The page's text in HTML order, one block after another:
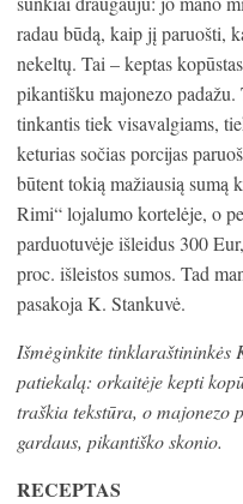
radau būdą, kaip jį paruošti,
nekeltų. Tai – keptas
pikantišku majonezo
tinkantis tiek visavalgiams,
keturias sočias porcijas
būtent tokią mažiausią sumą
Rimi“ lojalumo kortelėje, o
parduotuvėje išleidus 300
proc. išleistos sumos. Tad
pasakoja K. Stankuvė.
Išmėginkite tinklaraštininkės
patiekalą: orkaitėje kepti
traškia tekstūra, o majonezo
gardaus, pikantiško skonio.
RECEPTAS